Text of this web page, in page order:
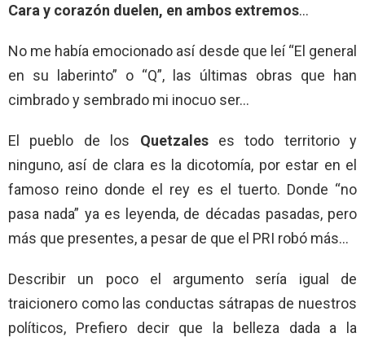
Cara y corazón duelen, en ambos extremos…
No me había emocionado así desde que leí “El general
en su laberinto” o “Q”, las últimas obras que han
cimbrado y sembrado mi inocuo ser…
El pueblo de los Quetzales es todo territorio y
ninguno, así de clara es la dicotomía, por estar en el
famoso reino donde el rey es el tuerto. Donde “no
pasa nada” ya es leyenda, de décadas pasadas, pero
más que presentes, a pesar de que el PRI robó más…
Describir un poco el argumento sería igual de
traicionero como las conductas sátrapas de nuestros
políticos, Prefiero decir que la belleza dada a la